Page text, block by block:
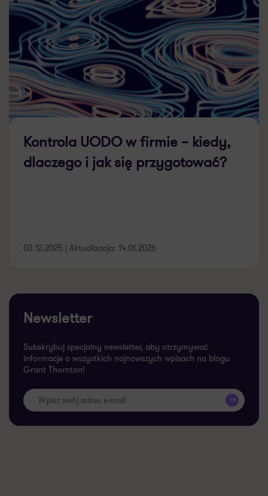
Kontrola UODO w firmie – kiedy,
dlaczego i jak się przygotować?
03.12.2025 | Aktualizacja: 14.01.2026
Newsletter
Subskrybuj specjalny newsletter, aby otrzymywać
informacje o wszystkich najnowszych wpisach na blogu
Grant Thornton!
>>